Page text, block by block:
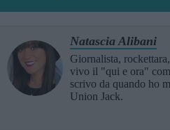
Natascia Alibani
Giornalista,
vivo il "qui e ora"
scrivo da quando ho
Union Jack.